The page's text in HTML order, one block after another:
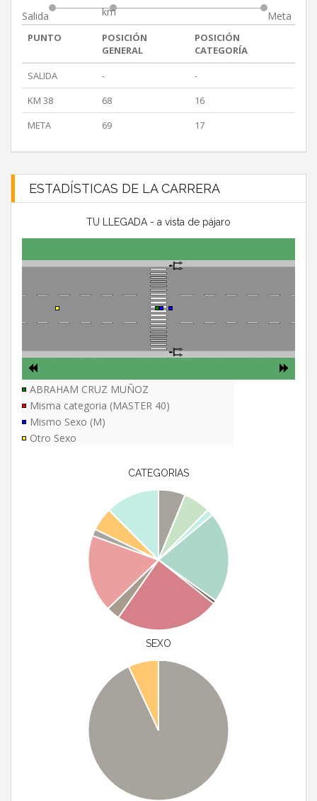
Salida
km
Meta
PUNTO
POSICIÓN
GENERAL
POSICIÓN
CATEGORÍA
SALIDA
-
-
KM 38
68
16
META
69 17
ESTADÍSTICAS DE LA CARRERA
TU LLEGADA - a vista de pájaro
ABRAHAM CRUZ MUÑOZ
Misma categoria (MASTER 40)
Mismo Sexo (M)
Otro Sexo
CATEGORIAS
SEXO